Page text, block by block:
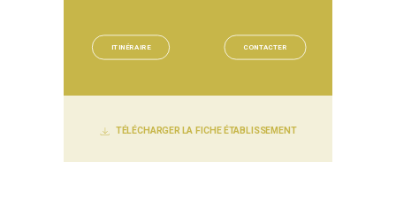
ITINÉRAIRE CONTACTER
TÉLÉCHARGER LA FICHE ÉTABLISSEMENT